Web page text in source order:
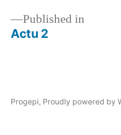
Post
Published in
Actu 2
Progepi, Proudly powered by